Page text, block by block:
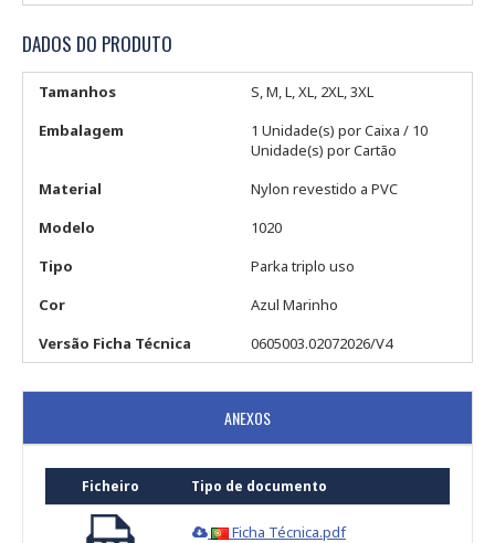
DADOS DO PRODUTO
Tamanhos
S, M, L, XL, 2XL, 3XL
Embalagem
1 Unidade(s) por Caixa / 10
Unidade(s) por Cartão
Material
Nylon revestido a PVC
Modelo
1020
Tipo
Parka triplo uso
Cor
Azul Marinho
Versão Ficha Técnica
0605003.02072026/V4
ANEXOS
Ficheiro Tipo de documento
Ficha Técnica.pdf